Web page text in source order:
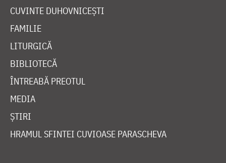
CUVINTE DUHOVNICEȘTI
FAMILIE
LITURGICĂ
BIBLIOTECĂ
ÎNTREABĂ PREOTUL
MEDIA
ȘTIRI
HRAMUL SFINTEI CUVIOASE PARASCHEVA